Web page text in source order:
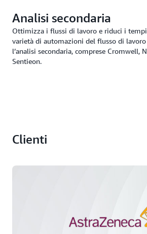
Analisi secondaria
Ottimizza i flussi di lavoro e riduci i
varietà di automazioni del flusso di
l’analisi secondaria, comprese Cromwell,
Sentieon.
Clienti